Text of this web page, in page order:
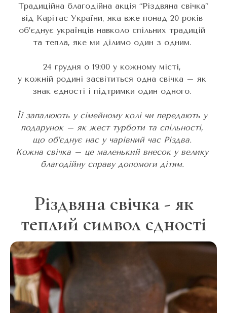
Традиційна благодійна акція “Різдвяна свічка”
від Карітас України, яка вже понад 20 років
об’єднує українців навколо спільних традицій
та тепла, яке ми ділимо один з одним.
24 грудня о 19:00 у кожному місті,
у кожній родині засвітиться одна свічка – як
знак єдності і підтримки один одного.
Її запалюють у сімейному колі чи передають у
подарунок – як жест турботи та спільності,
що об’єднує нас у чарівний час Різдва.
Кожна свічка – це маленький внесок у велику
благодійну справу допомоги дітям.
Різдвяна свічка - як
теплий символ єдності